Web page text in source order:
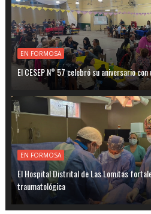
EN FORMOSA
El CESEP N° 57 celebró su aniversario
EN FORMOSA
El Hospital Distrital de Las Lomitas
traumatológica